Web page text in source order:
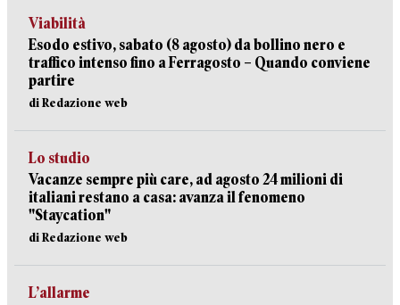
Viabilità
Esodo estivo, sabato (8 agosto) da bollino nero e
traffico intenso fino a Ferragosto – Quando conviene
partire
di Redazione web
Lo studio
Vacanze sempre più care, ad agosto 24 milioni di
italiani restano a casa: avanza il fenomeno
"Staycation"
di Redazione web
L’allarme